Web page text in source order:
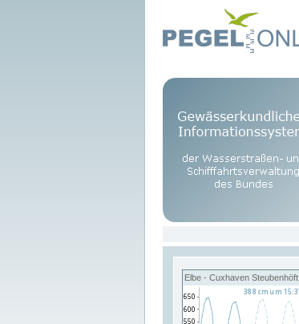
Elbe - Cuxhaven Steubenhöft